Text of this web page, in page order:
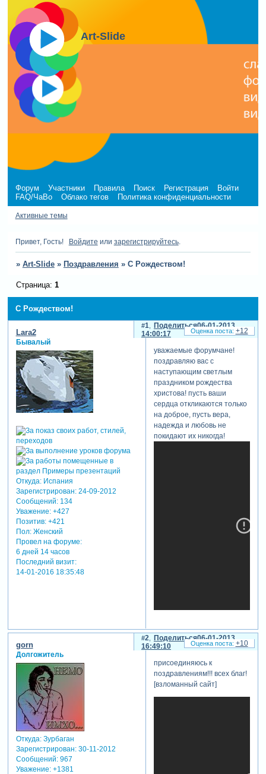
Art-Slide
Форум Участники Правила Поиск Регистрация
Войти
FAQ/ЧаВо
Облако тегов Политика конфиденциальности
Активные темы
Привет, Гость! Войдите или зарегистрируйтесь.
» Art-Slide » Поздравления » С Рождеством!
С Рождеством!
Страница: 1
Поделиться
1
06-01-2013
14:00:17
Lara2
Бывалый
Откуда:Испания
Зарегистрирован: 24-09-2012
Сообщений:134
Уважение: +427
Позитив: +421
Пол:Женский
Провел на форуме:
6 дней 14 часов
Последний визит:
14-01-2016 18:35:48
уважаемые форумчане!
поздравляю вас с
наступающим светлым
праздником рождества
христова! пусть ваши
сердца откликаются только
на доброе, пусть вера,
надежда и любовь не
покидают их никогда!
+12
Поделиться
2
06-01-2013
16:49:10
gorn
Долгожитель
Откуда:Зурбаган
Зарегистрирован: 30-11-2012
Сообщений:967
Уважение: +1381
присоединяюсь к
поздравлениям!!! всех благ!
[взломанный сайт]
+10